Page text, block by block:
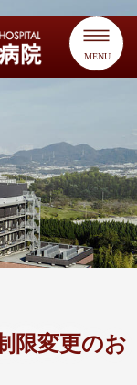
MENU
限変更のお